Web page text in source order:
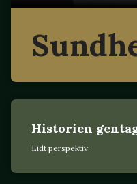
Historien
Lidt perspektiv